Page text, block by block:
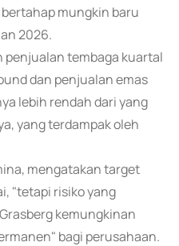
mungkin baru
2026.
penjualan tembaga kuartal
dan penjualan emas
lebih rendah dari yang
yang terdampak oleh
mengatakan target
"tetapi risiko yang
kemungkinan
bagi perusahaan.